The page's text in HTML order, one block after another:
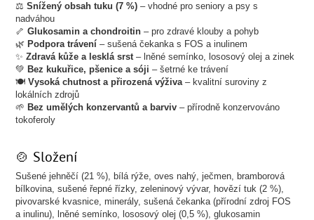
⚖️Snížený obsah tuku (7 %) – vhodné pro seniory a psy s
nadváhou
🦴Glukosamin a chondroitin – pro zdravé klouby a pohyb
🌿 Podpora trávení – sušená čekanka s FOS a inulinem
✨Zdravá kůže a lesklá srst– lněné semínko, lososový olej a zinek
💚 Bez kukuřice, pšenice a sóji – šetrné ke trávení
🍽️Vysoká chutnost a přirozená výživa– kvalitní suroviny z
lokálních zdrojů
🌱 Bez umělých konzervantů a barviv – přírodně konzervováno
tokoferoly
🍲 Složení
Sušené jehněčí (21 %), bílá rýže, oves nahý, ječmen, bramborová
bílkovina, sušené řepné řízky, zeleninový vývar, hovězí tuk (2 %),
pivovarské kvasnice, minerály, sušená čekanka (přírodní zdroj FOS
a inulinu), lněné semínko, lososový olej (0,5 %), glukosamin